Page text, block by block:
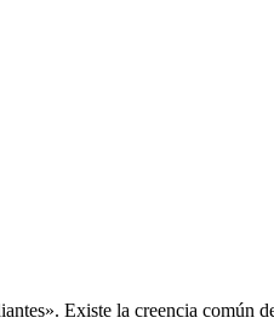
Existe la creencia